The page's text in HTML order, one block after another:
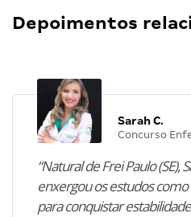
Depoimentos
Sarah C.
Concurso
“Natural de Frei Paulo (SE),
enxergou os estudos
para conquistar